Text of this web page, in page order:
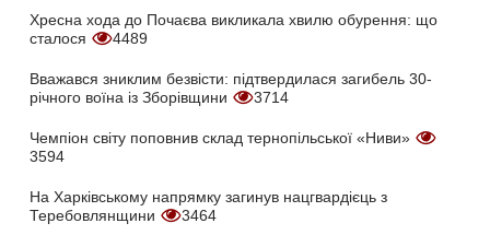
Хресна хода до Почаєва викликала хвилю обурення: що
сталося
4489
Вважався зниклим безвісти: підтвердилася загибель 30-
річного воїна із Зборівщини
3714
Чемпіон світу поповнив склад тернопільської «Ниви»
3594
На Харківському напрямку загинув нацгвардієць з
Теребовлянщини
3464